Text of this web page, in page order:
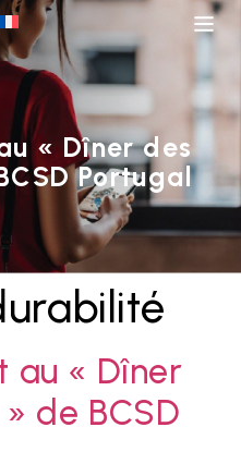
« Dîner des
Portugal
au « Dîner
de BCSD